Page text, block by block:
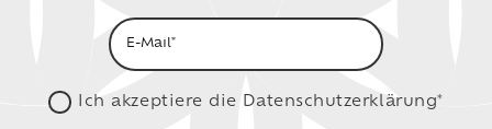
Ich akzeptiere die Datenschutzerklärung*